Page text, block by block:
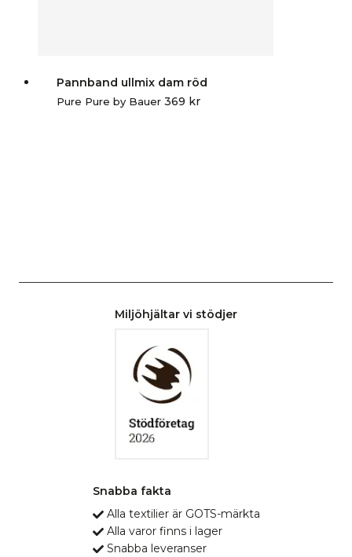
Pannband ullmix dam röd
Pure Pure by Bauer 369 kr
Miljöhjältar vi stödjer
Snabba fakta
Alla textilier är GOTS-märkta
Alla varor finns i lager
Snabba leveranser